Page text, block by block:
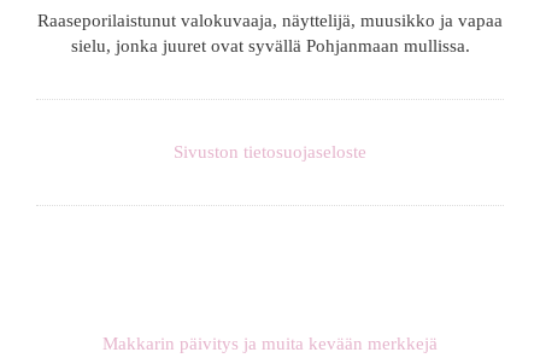
Raaseporilaistunut valokuvaaja, näyttelijä, muusikko ja vapaa
sielu, jonka juuret ovat syvällä Pohjanmaan mullissa.
Sivuston tietosuojaseloste
Makkarin päivitys ja muita kevään merkkejä